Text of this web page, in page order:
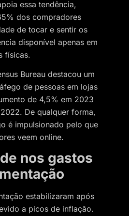
essa tendência,
dos compradores
de tocar e sentir os
disponível apenas em
físicas.
Bureau destacou um
de pessoas em lojas
de 4,5% em 2023
De qualquer forma,
é impulsionado pelo que
veem online.
nos gastos
estabilizaram após
a picos de inflação.